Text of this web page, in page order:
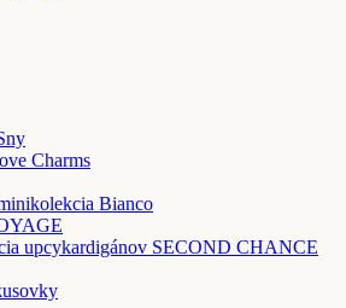
Charms
Bianco
upcykardigánov SECOND CHANCE